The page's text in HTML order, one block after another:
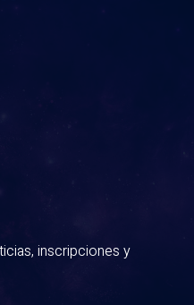
inscripciones y